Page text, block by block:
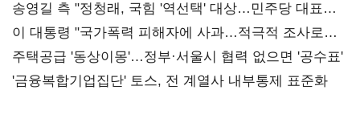
리모델링' 제안
송영길 측 "정청래, 국힘 '역선택' 대상…민주당 대표로
총선 지휘 못해"
이 대통령 "국가폭력 피해자에 사과…적극적 조사로
진실 밝혀야"
주택공급 '동상이몽'…정부·서울시 협력 없으면 '공수표'
'금융복합기업집단' 토스, 전 계열사 내부통제 표준화